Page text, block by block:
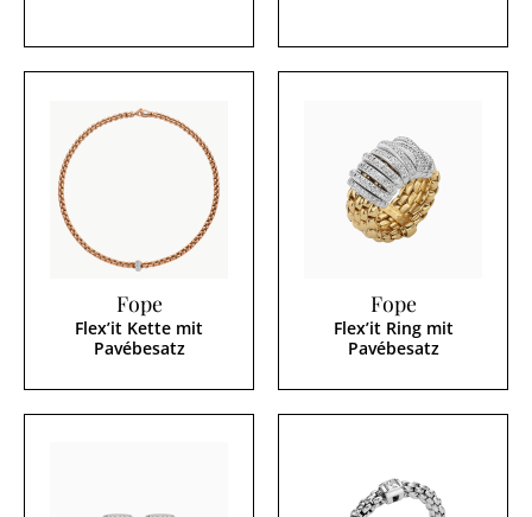
Fope
Flex’it Kette mit
Pavébesatz
Fope
Flex’it Ring mit
Pavébesatz